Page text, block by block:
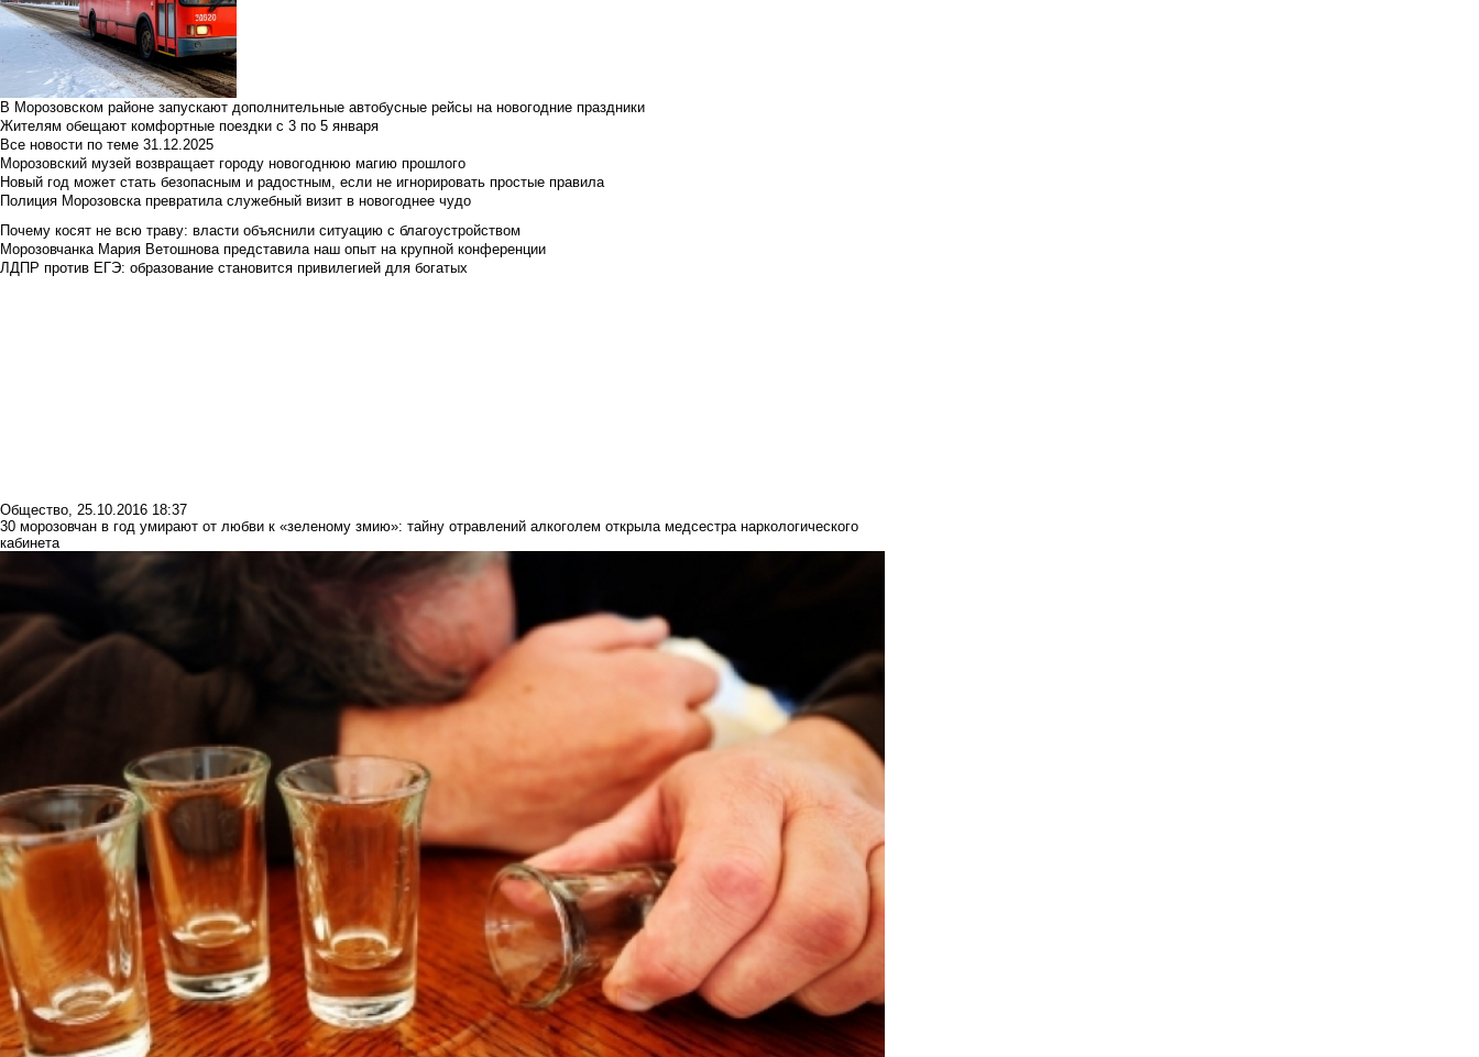
В Морозовском районе запускают дополнительные автобусные рейсы на новогодние праздники
Жителям обещают комфортные поездки с 3 по 5 января
Все новости по теме 31.12.2025
Морозовский музей возвращает городу новогоднюю магию прошлого
Новый год может стать безопасным и радостным, если не игнорировать простые правила
Полиция Морозовска превратила служебный визит в новогоднее чудо
Почему косят не всю траву: власти объяснили ситуацию с благоустройством
Морозовчанка Мария Ветошнова представила наш опыт на крупной конференции
ЛДПР против ЕГЭ: образование становится привилегией для богатых
Общество, 25.10.2016 18:37
30 морозовчан в год умирают от любви к «зеленому змию»: тайну отравлений алкоголем открыла медсестра наркологического
кабинета